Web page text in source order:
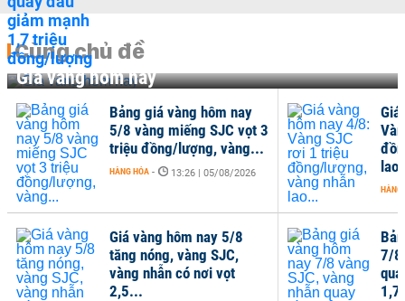
Cùng chủ đề
Giá vàng hôm nay
7/8
Bảng giá vàng hôm nay
5/8 vàng miếng SJC vọt 3
triệu đồng/lượng, vàng...
HÀNG HÓA - 13:26 | 05/08/2026
Giá vàng hôm nay 5/8
tăng nóng, vàng SJC,
vàng nhẫn có nơi vọt
2,5...
HÀNG